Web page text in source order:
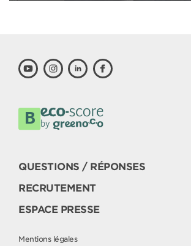
QUESTIONS / RÉPONSES
RECRUTEMENT
ESPACE PRESSE
Mentions légales